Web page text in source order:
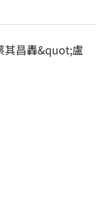
其昌轟&quot;盧